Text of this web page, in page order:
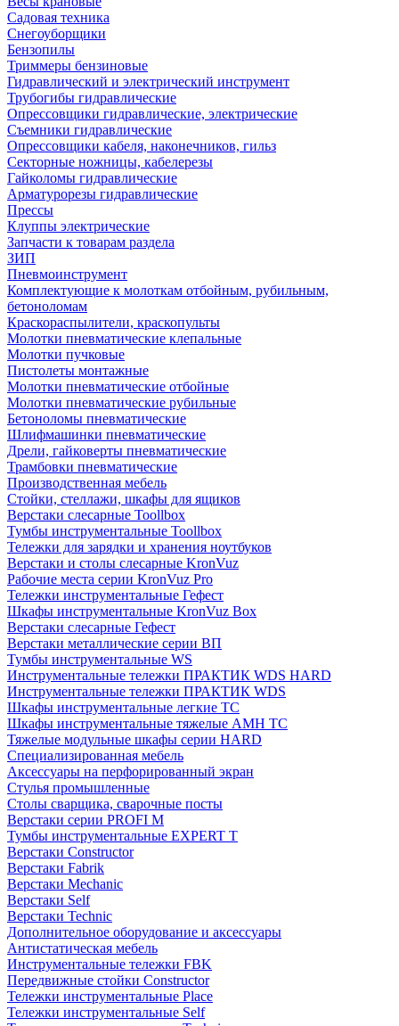
Садовая техника
Снегоуборщики
Бензопилы
Триммеры бензиновые
Гидравлический и электрический инструмент
Трубогибы гидравлические
Опрессовщики гидравлические, электрические
Съемники гидравлические
Опрессовщики кабеля, наконечников, гильз
Секторные ножницы, кабелерезы
Гайколомы гидравлические
Арматурорезы гидравлические
Прессы
Клуппы электрические
Запчасти к товарам раздела
ЗИП
Пневмоинструмент
Комплектующие к молоткам отбойным, рубильным,
бетоноломам
Краскораспылители, краскопульты
Молотки пневматические клепальные
Молотки пучковые
Пистолеты монтажные
Молотки пневматические отбойные
Молотки пневматические рубильные
Бетоноломы пневматические
Шлифмашинки пневматические
Дрели, гайковерты пневматические
Трамбовки пневматические
Производственная мебель
Стойки, стеллажи, шкафы для ящиков
Верстаки слесарные Toollbox
Тумбы инструментальные Toollbox
Тележки для зарядки и хранения ноутбуков
Верстаки и столы слесарные KronVuz
Рабочие места серии KronVuz Pro
Тележки инструментальные Гефест
Шкафы инструментальные KronVuz Box
Верстаки слесарные Гефест
Верстаки металлические серии ВП
Тумбы инструментальные WS
Инструментальные тележки ПРАКТИК WDS HARD
Инструментальные тележки ПРАКТИК WDS
Шкафы инструментальные легкие ТС
Шкафы инструментальные тяжелые AMH TC
Тяжелые модульные шкафы серии HARD
Cпециализированная мебель
Аксессуары на перфорированный экран
Стулья промышленные
Столы сварщика, сварочные посты
Верстаки серии PROFI M
Тумбы инструментальные EXPERT T
Верстаки Constructor
Верстаки Fabrik
Верстаки Mechanic
Верстаки Self
Верстаки Technic
Дополнительное оборудование и аксессуары
Антистатическая мебель
Инструментальные тележки FBK
Передвижные стойки Constructor
Тележки инструментальные Place
Тележки инструментальные Self